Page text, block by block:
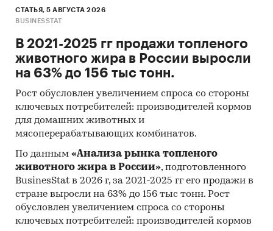
СТАТЬЯ, 5 АВГУСТА 2026
BUSINESSTAT
В 2021-2025 гг продажи топленого
животного жира в России выросли
на 63% до 156 тыс тонн.
Рост обусловлен увеличением спроса со стороны
ключевых потребителей: производителей кормов
для домашних животных и
мясоперерабатывающих комбинатов.
По данным «Анализа рынка топленого
животного жира в России», подготовленного
BusinesStat в 2026 г, за 2021-2025 гг его продажи в
стране выросли на 63% до 156 тыс тонн. Рост
обусловлен увеличением спроса со стороны
ключевых потребителей: производителей кормов